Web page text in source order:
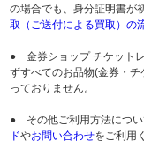
の場合でも、身分証明書が
取（ご送付による買取）の
● 金券ショップ チケット
ずすべてのお品物(金券・
っておりません。
● その他ご利用方法につい
ドやお問い合わせをご利用